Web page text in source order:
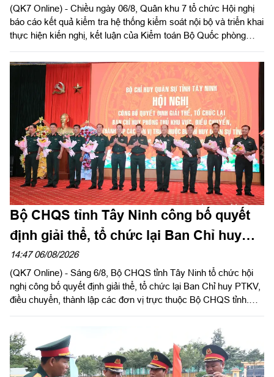
(QK7 Online) - Chiều ngày 06/8, Quân khu 7 tổ chức Hội nghị
báo cáo kết quả kiểm tra hệ thống kiểm soát nội bộ và triển khai
thực hiện kiến nghị, kết luận của Kiểm toán Bộ Quốc phòng
viên Ban Chấp hành Trung ương Đảng, Ủy viên Quân ủy Trung
ương, Phó Bí thư Đảng ủy, Tư lệnh Quân khu chủ trì hội nghị.
Bộ CHQS tỉnh Tây Ninh công bố quyết
định giải thể, tổ chức lại Ban Chỉ huy
phòng thủ khu vực
14:47 06/08/2026
(QK7 Online) - Sáng 6/8, Bộ CHQS tỉnh Tây Ninh tổ chức hội
nghị công bố quyết định giải thể, tổ chức lại Ban Chỉ huy PTKV,
điều chuyển, thành lập các đơn vị trực thuộc Bộ CHQS tỉnh.
Ngọc Hải, Phó Tham mưu trưởng Quân khu dự và phát biểu
chỉ đạo.